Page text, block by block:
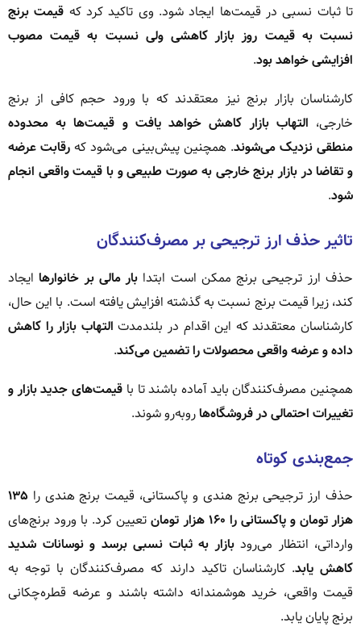
تا ثبات نسبی در قیمت‌ها ایجاد شود. وی تاکید کرد که قیمت برنج
نسبت به قیمت روز بازار کاهشی ولی نسبت به قیمت مصوب
افزایشی خواهد بود.
کارشناسان بازار برنج نیز معتقدند که با ورود حجم کافی از برنج
خارجی، التهاب بازار کاهش خواهد یافت و قیمت‌ها به محدوده
منطقی نزدیک می‌شوند. همچنین پیش‌بینی می‌شود که رقابت عرضه
و تقاضا در بازار برنج خارجی به صورت طبیعی و با قیمت واقعی انجام
شود.
تاثیر حذف ارز ترجیحی بر مصرف‌کنندگان
حذف ارز ترجیحی برنج ممکن است ابتدا بار مالی بر خانوارهاایجاد
کند، زیرا قیمت برنج نسبت به گذشته افزایش یافته است. با این حال،
کارشناسان معتقدند که این اقدام در بلندمدت التهاب بازار را کاهش
داده و عرضه واقعی محصولات را تضمین می‌کند.
همچنین مصرف‌کنندگان باید آماده باشند تا با قیمت‌های جدید بازار و
تغییرات احتمالی در فروشگاه‌هاروبه‌رو شوند.
جمع‌بندی کوتاه
حذف ارز ترجیحی برنج هندی و پاکستانی، قیمت برنج هندی را ۱۳۵
هزار تومان و پاکستانی را ۱۶۰ هزار تومان
تعیین کرد. با ورود برنج‌های
وارداتی، انتظار می‌رودبازار به ثبات نسبی برسد و نوسانات شدید
کاهش یابد. کارشناسان تاکید دارند که مصرف‌کنندگان با توجه به
قیمت واقعی، خرید هوشمندانه داشته باشند و عرضه قطره‌چکانی
برنج پایان یابد.